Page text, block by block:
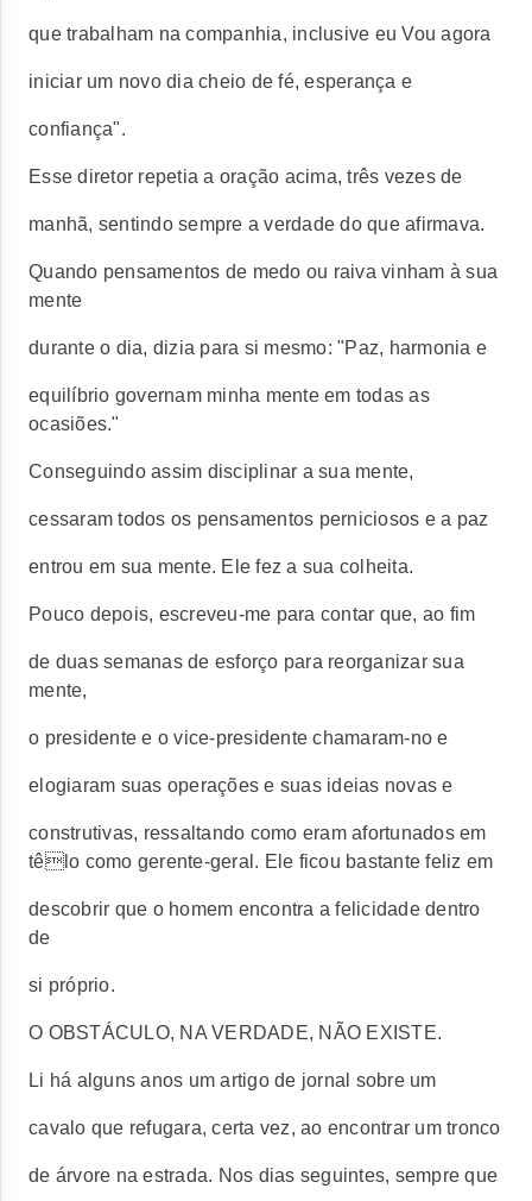
que trabalham na companhia, inclusive eu Vou agora
iniciar um novo dia cheio de fé, esperança e
confiança".
Esse diretor repetia a oração acima, três vezes de
manhã, sentindo sempre a verdade do que afirmava.
Quando pensamentos de medo ou raiva vinham à sua
mente
durante o dia, dizia para si mesmo: "Paz, harmonia e
equilíbrio governam minha mente em todas as
ocasiões."
Conseguindo assim disciplinar a sua mente,
cessaram todos os pensamentos perniciosos e a paz
entrou em sua mente. Ele fez a sua colheita.
Pouco depois, escreveu-me para contar que, ao fim
de duas semanas de esforço para reorganizar sua
mente,
o presidente e o vice-presidente chamaram-no e
elogiaram suas operações e suas ideias novas e
construtivas, ressaltando como eram afortunados em
têlo como gerente-geral. Ele ficou bastante feliz em
descobrir que o homem encontra a felicidade dentro
de
si próprio.
O OBSTÁCULO, NA VERDADE, NÃO EXISTE.
Li há alguns anos um artigo de jornal sobre um
cavalo que refugara, certa vez, ao encontrar um tronco
de árvore na estrada. Nos dias seguintes, sempre que